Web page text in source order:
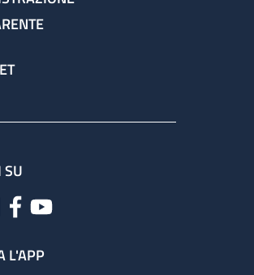
SU
L'APP